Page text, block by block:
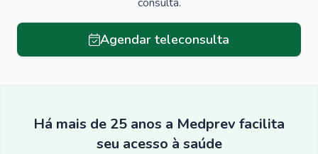
Agendar teleconsulta
Há mais de 25 anos a Medprev facilita
seu acesso à saúde